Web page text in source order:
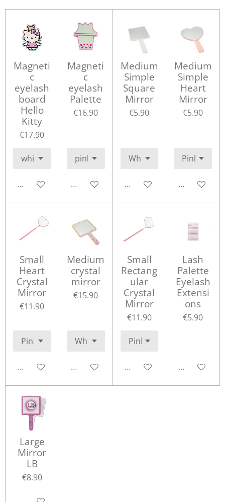
Magneti
c
eyelash
board
Hello
Kitty
€17.90
Add to cart
Magneti
c
eyelash
Palette
€16.90
Add to cart
Medium
Simple
Square
Mirror
€5.90
Add to cart
Medium
Simple
Heart
Mirror
€5.90
Add to cart
Small
Heart
Crystal
Mirror
€11.90
Add to cart
Medium
crystal
mirror
€15.90
Add to cart
Small
Rectang
ular
Crystal
Mirror
€11.90
Add to cart
Lash
Palette
Eyelash
Extensi
ons
€5.90
Add to cart
Large
Mirror
LB
€8.90